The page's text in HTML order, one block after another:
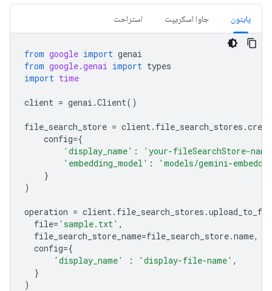
پایتون جاوا اسکریپت استراحت
from google import genai
from google.genai import types
import time
client = genai .Client()
file_search_store = client. file_search_stores .
config={
'display_name' :
'your-fileSearchStore-
'embedding_model' :
'models/gemini-
}
)
operation = client. file_search_stores .
file= 'sample.txt' ,
file_search_store_name=file_search_store.name,
config={
'display_name'
: 'display-file-name' ,
}
)